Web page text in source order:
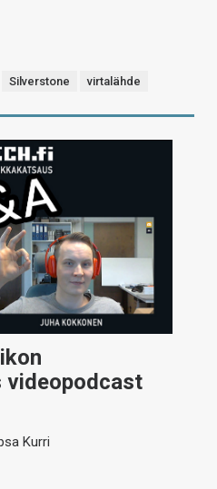
Silverstone virtalähde
videopodcast
Kurri